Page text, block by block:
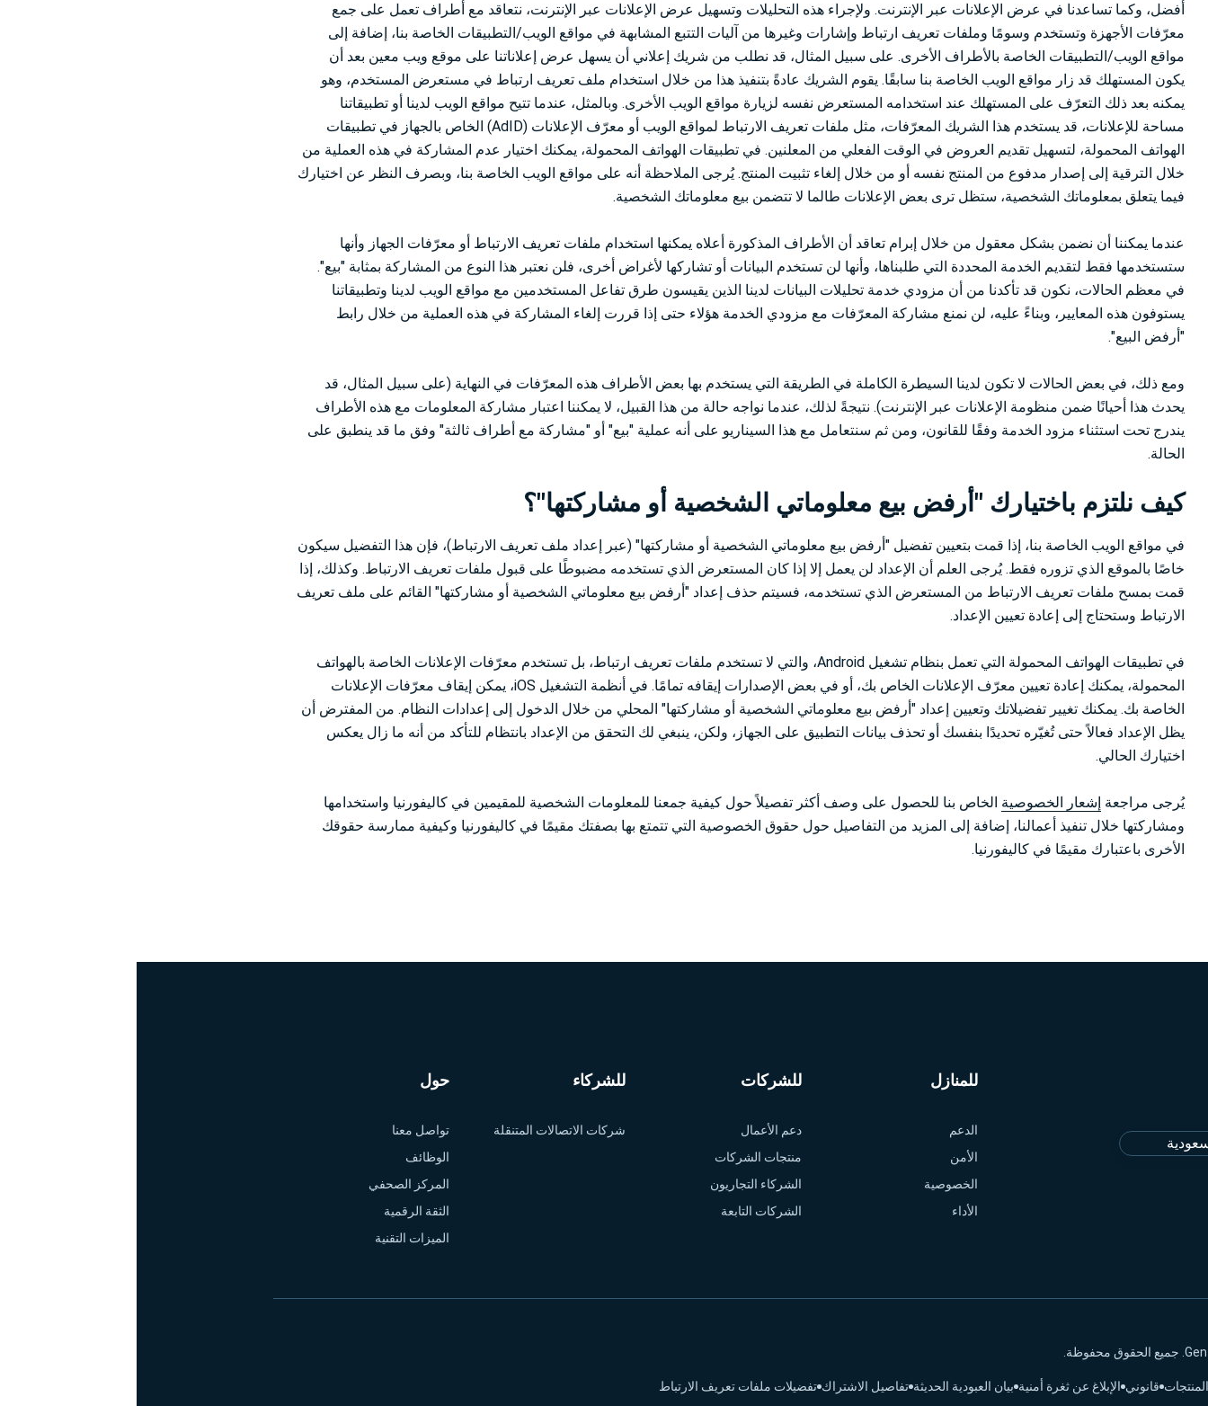
أفضل، وكما تساعدنا في عرض الإعلانات عبر الإنترنت. ولإجراء هذه التحليلات وتسهيل عرض الإعلانات عبر الإنترنت، نتعاقد مع أطراف تعمل على جمع
معرّفات الأجهزة وتستخدم وسومًا وملفات تعريف ارتباط وإشارات وغيرها من آليات التتبع المشابهة في مواقع الويب/التطبيقات الخاصة بنا، إضافة إلى
مواقع الويب/التطبيقات الخاصة بالأطراف الأخرى. على سبيل المثال، قد نطلب من شريك إعلاني أن يسهل عرض إعلاناتنا على موقع ويب معين بعد أن
يكون المستهلك قد زار مواقع الويب الخاصة بنا سابقًا. يقوم الشريك عادةً بتنفيذ هذا من خلال استخدام ملف تعريف ارتباط في مستعرض المستخدم، وهو
يمكنه بعد ذلك التعرّف على المستهلك عند استخدامه المستعرض نفسه لزيارة مواقع الويب الأخرى. وبالمثل، عندما تتيح مواقع الويب لدينا أو تطبيقاتنا
مساحة للإعلانات، قد يستخدم هذا الشريك المعرّفات، مثل ملفات تعريف الارتباط لمواقع الويب أو معرّف الإعلانات (AdID) الخاص بالجهاز في تطبيقات
الهواتف المحمولة، لتسهيل تقديم العروض في الوقت الفعلي من المعلنين. في تطبيقات الهواتف المحمولة، يمكنك اختيار عدم المشاركة في هذه العملية من
خلال الترقية إلى إصدار مدفوع من المنتج نفسه أو من خلال إلغاء تثبيت المنتج. يُرجى الملاحظة أنه على مواقع الويب الخاصة بنا، وبصرف النظر عن اختيارك
فيما يتعلق بمعلوماتك الشخصية، ستظل ترى بعض الإعلانات طالما لا تتضمن بيع معلوماتك الشخصية.
عندما يمكننا أن نضمن بشكل معقول من خلال إبرام تعاقد أن الأطراف المذكورة أعلاه يمكنها استخدام ملفات تعريف الارتباط أو معرّفات الجهاز وأنها
ستستخدمها فقط لتقديم الخدمة المحددة التي طلبناها، وأنها لن تستخدم البيانات أو تشاركها لأغراض أخرى، فلن نعتبر هذا النوع من المشاركة بمثابة "بيع".
في معظم الحالات، نكون قد تأكدنا من أن مزودي خدمة تحليلات البيانات لدينا الذين يقيسون طرق تفاعل المستخدمين مع مواقع الويب لدينا وتطبيقاتنا
يستوفون هذه المعايير، وبناءً عليه، لن نمنع مشاركة المعرّفات مع مزودي الخدمة هؤلاء حتى إذا قررت إلغاء المشاركة في هذه العملية من خلال رابط
"أرفض البيع".
ومع ذلك، في بعض الحالات لا تكون لدينا السيطرة الكاملة في الطريقة التي يستخدم بها بعض الأطراف هذه المعرّفات في النهاية (على سبيل المثال، قد
يحدث هذا أحيانًا ضمن منظومة الإعلانات عبر الإنترنت). نتيجةً لذلك، عندما نواجه حالة من هذا القبيل، لا يمكننا اعتبار مشاركة المعلومات مع هذه الأطراف
يندرج تحت استثناء مزود الخدمة وفقًا للقانون، ومن ثم سنتعامل مع هذا السيناريو على أنه عملية "بيع" أو "مشاركة مع أطراف ثالثة" وفق ما قد ينطبق على
الحالة.
كيف نلتزم باختيارك "أرفض بيع معلوماتي الشخصية أو مشاركتها"؟
في مواقع الويب الخاصة بنا، إذا قمت بتعيين تفضيل "أرفض بيع معلوماتي الشخصية أو مشاركتها" (عبر إعداد ملف تعريف الارتباط)، فإن هذا التفضيل سيكون
خاصًا بالموقع الذي تزوره فقط. يُرجى العلم أن الإعداد لن يعمل إلا إذا كان المستعرض الذي تستخدمه مضبوطًا على قبول ملفات تعريف الارتباط. وكذلك، إذا
قمت بمسح ملفات تعريف الارتباط من المستعرض الذي تستخدمه، فسيتم حذف إعداد "أرفض بيع معلوماتي الشخصية أو مشاركتها" القائم على ملف تعريف
الارتباط وستحتاج إلى إعادة تعيين الإعداد.
في تطبيقات الهواتف المحمولة التي تعمل بنظام تشغيل Android، والتي لا تستخدم ملفات تعريف ارتباط، بل تستخدم معرّفات الإعلانات الخاصة بالهواتف
المحمولة، يمكنك إعادة تعيين معرّف الإعلانات الخاص بك، أو في بعض الإصدارات إيقافه تمامًا. في أنظمة التشغيل iOS، يمكن إيقاف معرّفات الإعلانات
الخاصة بك. يمكنك تغيير تفضيلاتك وتعيين إعداد "أرفض بيع معلوماتي الشخصية أو مشاركتها" المحلي من خلال الدخول إلى إعدادات النظام. من المفترض أن
يظل الإعداد فعالاً حتى تُغيّره تحديدًا بنفسك أو تحذف بيانات التطبيق على الجهاز، ولكن، ينبغي لك التحقق من الإعداد بانتظام للتأكد من أنه ما زال يعكس
اختيارك الحالي.
يُرجى مراجعة إشعار الخصوصية الخاص بنا للحصول على وصف أكثر تفصيلاً حول كيفية جمعنا للمعلومات الشخصية للمقيمين في كاليفورنيا واستخدامها
ومشاركتها خلال تنفيذ أعمالنا، إضافة إلى المزيد من التفاصيل حول حقوق الخصوصية التي تتمتع بها بصفتك مقيمًا في كاليفورنيا وكيفية ممارسة حقوقك
الأخرى باعتبارك مقيمًا في كاليفورنيا.
للمنازل
الدعم
الأمن
الخصوصية
الأداء
للشركات
دعم الأعمال
منتجات الشركات
الشركاء التجاريون
الشركات التابعة
للشركاء
شركات الاتصالات المتنقلة
حول
تواصل معنا
الوظائف
المركز الصحفي
الثقة الرقمية
الميزات التقنية
قانوني الإبلاغ عن ثغرة أمنية بيان العبودية الحديثة تفاصيل الاشتراك تفضيلات ملفات تعريف الارتباط